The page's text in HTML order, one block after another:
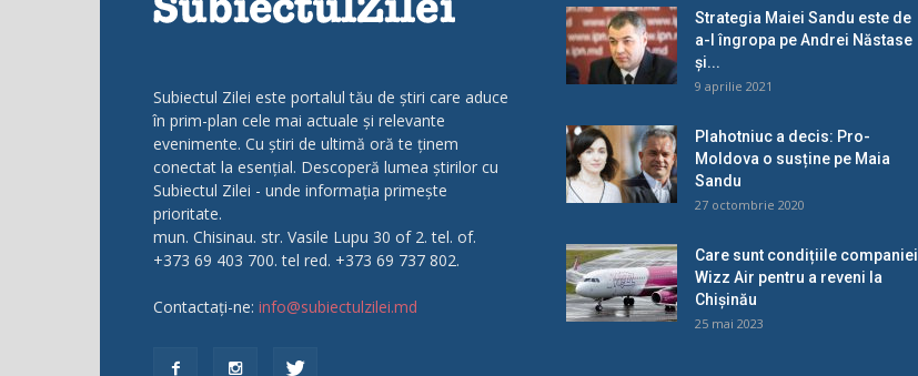
Subiectul Zilei este portalul tău de știri care aduce
în prim-plan cele mai actuale și relevante
evenimente. Cu știri de ultimă oră te ținem
conectat la esențial. Descoperă lumea știrilor cu
Subiectul Zilei - unde informația primește
prioritate.
mun. Chisinau. str. Vasile Lupu 30 of 2. tel. of.
+373 69 403 700. tel red. +373 69 737 802.
Contactați-ne: info@subiectulzilei.md
Strategia Maiei Sandu este de
a-l îngropa pe Andrei Năstase
și...
9 aprilie 2021
Plahotniuc a decis: Pro-
Moldova o susține pe Maia
Sandu
27 octombrie 2020
Care sunt condițiile companiei
Wizz Air pentru a reveni la
Chișinău
25 mai 2023